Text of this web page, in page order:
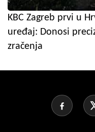
KBC Zagreb prvi u
uređaj: Donosi
zračenja